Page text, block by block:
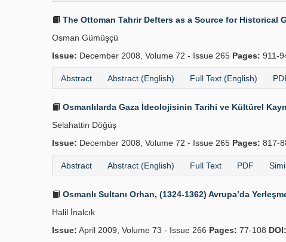
The Ottoman Tahrir Defters as a Source for Historical
Osman Gümüşçü
Issue: December 2008, Volume 72 - Issue 265 Pages: 911-
Abstract Abstract (English) Full Text (English)
Osmanlılarda Gaza İdeolojisinin Tarihi ve Kültürel
Selahattin Döğüş
Issue: December 2008, Volume 72 - Issue 265 Pages: 817-
Abstract Abstract (English) Full Text PDF
Osmanlı Sultanı Orhan, (1324-1362) Avrupa’da
Halil İnalcık
Issue: April 2009, Volume 73 - Issue 266 Pages: 77-108 DOI: